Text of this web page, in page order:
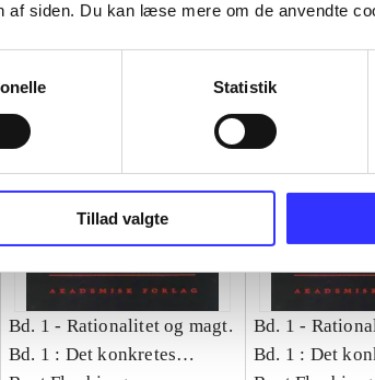
siden. Du kan læse mere om de anvendte
Statistik
Tillad valgte
Bd. 1 - Rationalitet og magt.
Bd. 1 : Det konkretes
Bd. 1 -
Bd. 1 : Det